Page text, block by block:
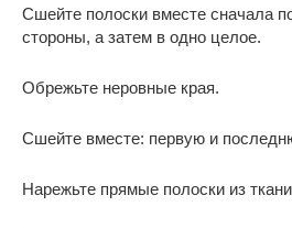
Сшейте полоски вместе сначала
стороны, а затем в одно целое.
Обрежьте неровные края.
Сшейте вместе: первую и
Нарежьте прямые полоски из